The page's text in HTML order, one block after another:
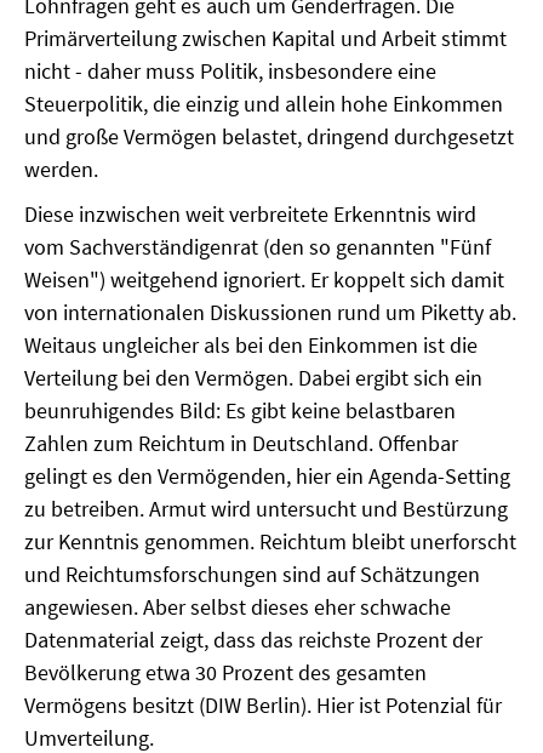
Primärverteilung zwischen Kapital und Arbeit stimmt
nicht - daher muss Politik, insbesondere eine
Steuerpolitik, die einzig und allein hohe Einkommen
und große Vermögen belastet, dringend durchgesetzt
werden.
Diese inzwischen weit verbreitete Erkenntnis wird
vom Sachverständigenrat (den so genannten "Fünf
Weisen") weitgehend ignoriert. Er koppelt sich damit
von internationalen Diskussionen rund um Piketty ab.
Weitaus ungleicher als bei den Einkommen ist die
Verteilung bei den Vermögen. Dabei ergibt sich ein
beunruhigendes Bild: Es gibt keine belastbaren
Zahlen zum Reichtum in Deutschland. Offenbar
gelingt es den Vermögenden, hier ein Agenda-Setting
zu betreiben. Armut wird untersucht und Bestürzung
zur Kenntnis genommen. Reichtum bleibt unerforscht
und Reichtumsforschungen sind auf Schätzungen
angewiesen. Aber selbst dieses eher schwache
Datenmaterial zeigt, dass das reichste Prozent der
Bevölkerung etwa 30 Prozent des gesamten
Vermögens besitzt (DIW Berlin). Hier ist Potenzial für
Umverteilung.